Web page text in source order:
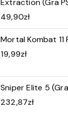
Extraction (Gra
49,90zł
Mortal Kombat
19,99zł
Sniper Elite 5
232,87zł